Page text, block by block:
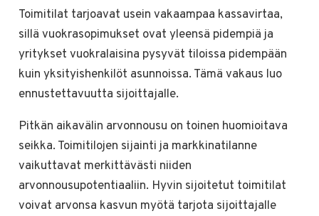
Toimitilat tarjoavat usein vakaampaa kassavirtaa,
sillä vuokrasopimukset ovat yleensä pidempiä ja
yritykset vuokralaisina pysyvät tiloissa pidempään
kuin yksityishenkilöt asunnoissa. Tämä vakaus luo
ennustettavuutta sijoittajalle.
Pitkän aikavälin arvonnousu on toinen huomioitava
seikka. Toimitilojen sijainti ja markkinatilanne
vaikuttavat merkittävästi niiden
arvonnousupotentiaaliin. Hyvin sijoitetut toimitilat
voivat arvonsa kasvun myötä tarjota sijoittajalle